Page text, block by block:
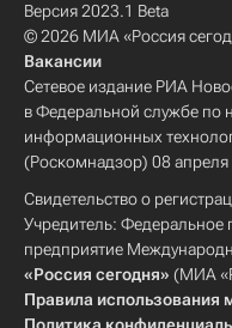
Версия 2023.1 Beta
© 2026 МИА «Россия
Вакансии
Сетевое издание РИА
в Федеральной службе по
информационных
(Роскомнадзор) 08 апреля
Свидетельство о
Учредитель: Федеральное
предприятие
«Россия сегодня» (МИА
Правила использования